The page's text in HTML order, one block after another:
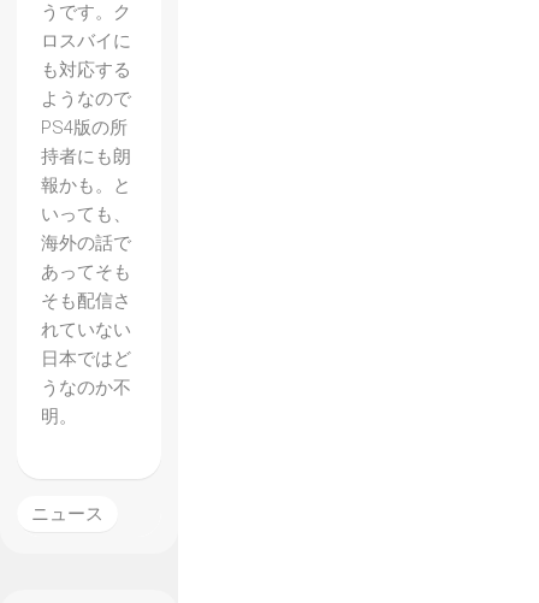
うです。ク
ロスバイに
も対応する
ようなので
PS4版の所
持者にも朗
報かも。と
いっても、
海外の話で
あってそも
そも配信さ
れていない
日本ではど
うなのか不
明。
ニュース
【Risk
of
Rain】
gog.co